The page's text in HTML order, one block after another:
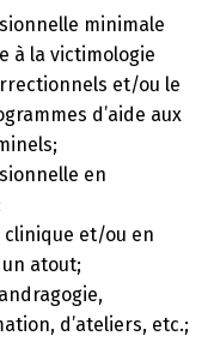
minimale
à la victimologie
et/ou le
d’aide aux
en
clinique et/ou en
atout;
d’ateliers, etc.;